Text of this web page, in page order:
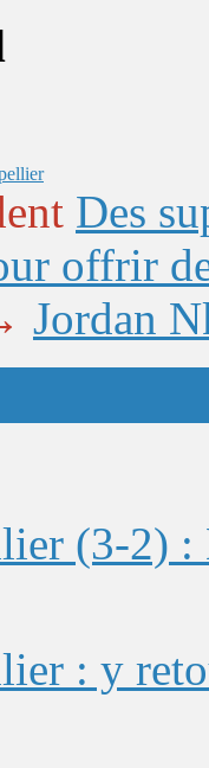
Des
offrir
Jordan
(3-2) :
: y